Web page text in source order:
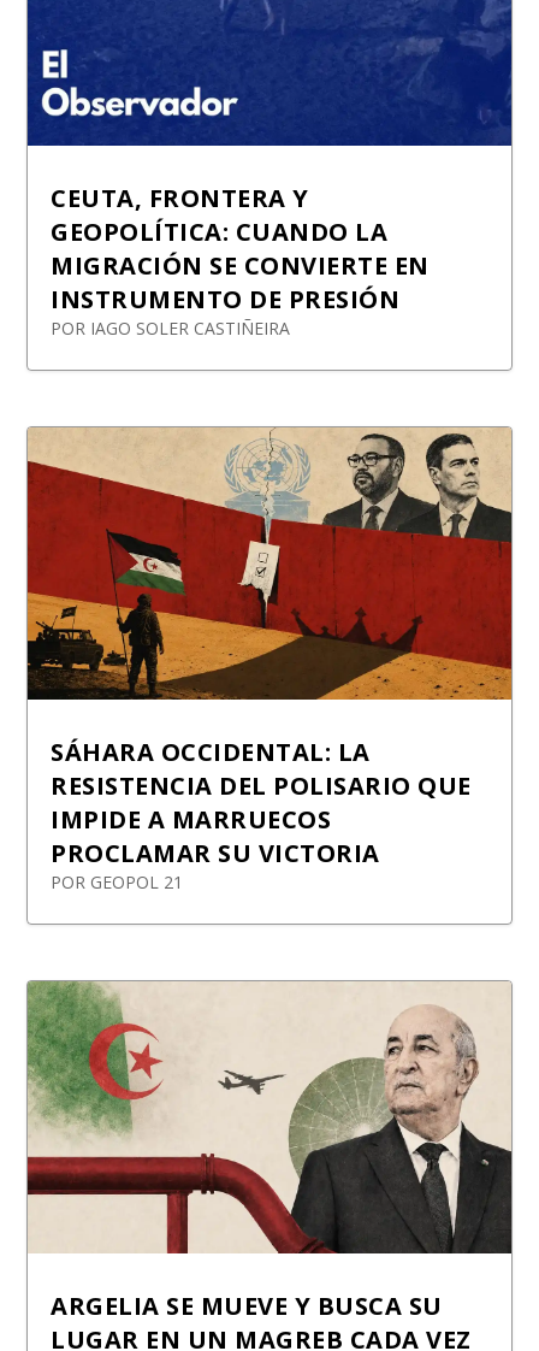
CEUTA, FRONTERA Y
GEOPOLÍTICA: CUANDO LA
MIGRACIÓN SE CONVIERTE EN
INSTRUMENTO DE PRESIÓN
POR IAGO SOLER CASTIÑEIRA
SÁHARA OCCIDENTAL: LA
RESISTENCIA DEL POLISARIO QUE
IMPIDE A MARRUECOS
PROCLAMAR SU VICTORIA
POR GEOPOL 21
ARGELIA SE MUEVE Y BUSCA SU
LUGAR EN UN MAGREB CADA VEZ